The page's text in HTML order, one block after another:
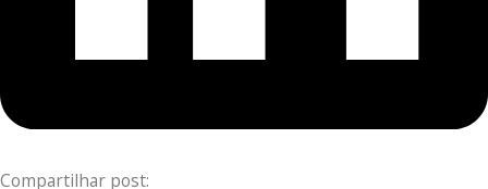
Compartilhar post: